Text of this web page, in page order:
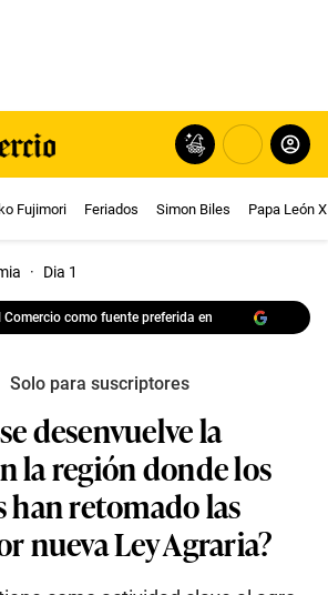
Fujimori Feriados Simon Biles Papa León
· Dia 1
Comercio como fuente preferida en
Solo para suscriptores
desenvuelve la
la región donde los
retomado las
nueva Ley Agraria?